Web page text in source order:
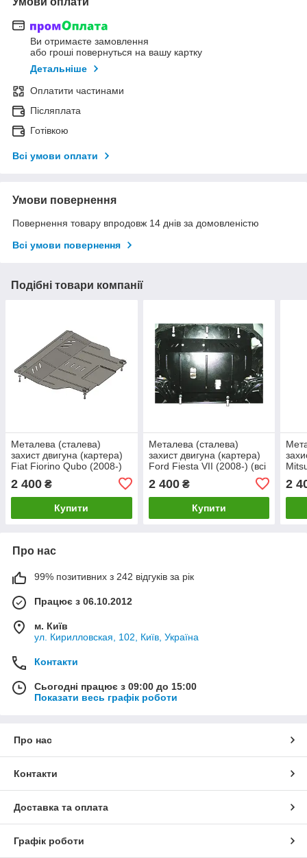
Ви отримаєте замовлення
або гроші повернуться на вашу картку
Детальніше
Оплатити частинами
Післяплата
Готівкою
Всі умови оплати
Умови повернення
Повернення товару впродовж 14 днів за домовленістю
Всі умови повернення
Подібні товари компанії
Металева (сталева)
захист двигуна (картера)
Fiat Fiorino Qubo (2008-)
2 400 ₴
Купити
Металева (сталева)
захист двигуна (картера)
Ford Fiesta VII (2008-) (всі
2 400₴
Купити
2
Про нас
99% позитивних з 242 відгуків за рік
Працює з 06.10.2012
м. Київ
ул. Кирилловская, 102, Київ, Україна
Контакти
Сьогодні працює з 09:00 до 15:00
Показати весь графік роботи
Про нас
Контакти
Доставка та оплата
Графік роботи